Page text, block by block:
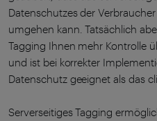
Datenschutzes der
umgehen kann. Tatsächlich
Tagging Ihnen mehr Kontrolle
und ist bei korrekter
Datenschutz geeignet als das
Serverseitiges Tagging